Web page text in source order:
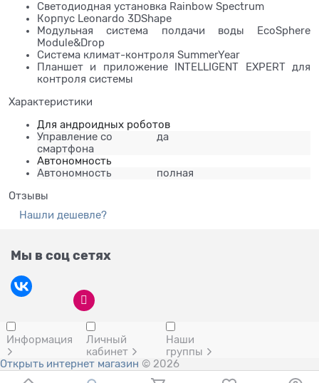
Светодиодная установка Rainbow Spectrum
Корпус Leonardo 3DShape
Модульная система полдачи воды EcoSphere
Module&Droр
Система климат-контроля SummerYear
Планшет и приложение INTELLIGENT EXPERT для
контроля системы
Характеристики
Для андроидных роботов
Управление со
смартфона
да
Автономность
Автономность
полная
Отзывы
Нашли дешевле?
Мы в соц сетях
Информация
Личный
кабинет
Наши
группы
Открыть интернет магазин © 2026